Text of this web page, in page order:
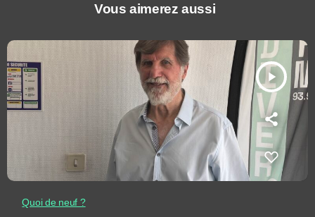
Vous aimerez aussi
play_arrow
Quoi de neuf ?